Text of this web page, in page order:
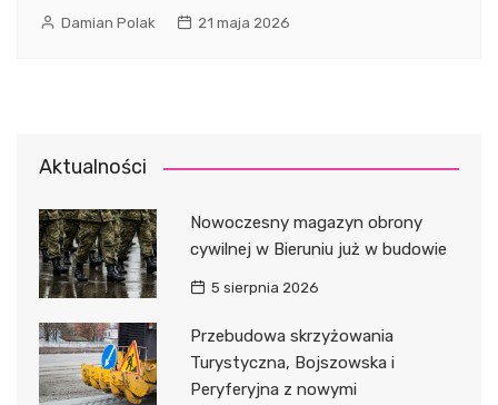
Damian Polak 21 maja 2026
Aktualności
Nowoczesny magazyn obrony
cywilnej w Bieruniu już w budowie
5 sierpnia 2026
Przebudowa skrzyżowania
Turystyczna, Bojszowska i
Peryferyjna z nowymi